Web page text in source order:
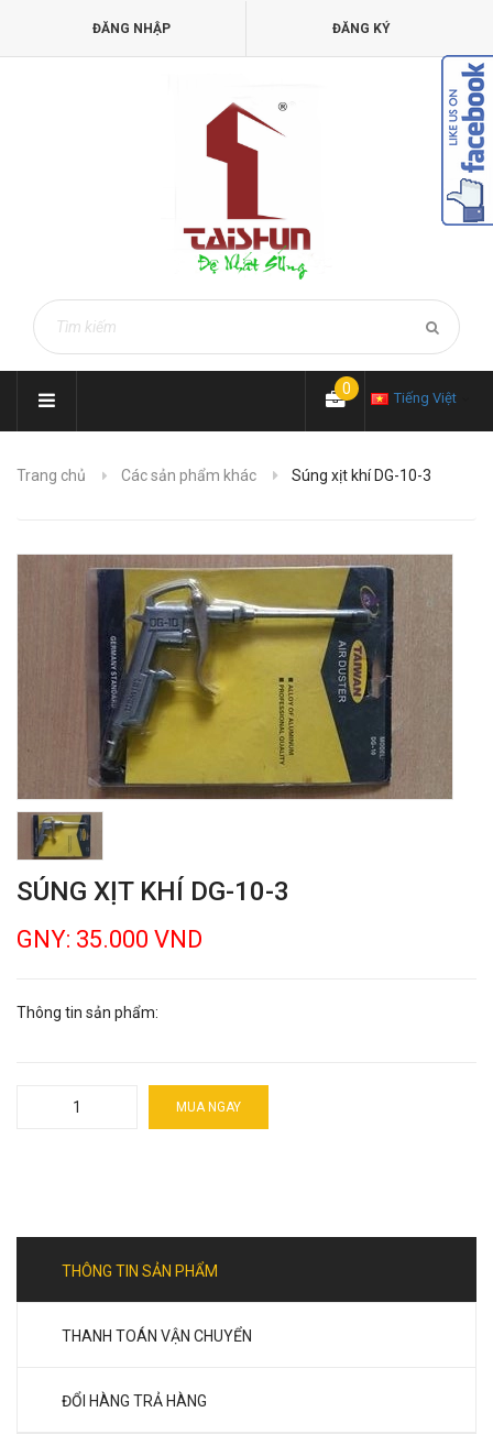
ĐĂNG NHẬP ĐĂNG KÝ
Tiếng Việt
0
Trang chủ Các sản phẩm khác Súng xịt khí DG-10-3
SÚNG XỊT KHÍ DG-10-3
GNY: 35.000 VND
Thông tin sản phẩm:
MUA NGAY
THÔNG TIN SẢN PHẨM
THANH TOÁN VẬN CHUYỂN
ĐỔI HÀNG TRẢ HÀNG